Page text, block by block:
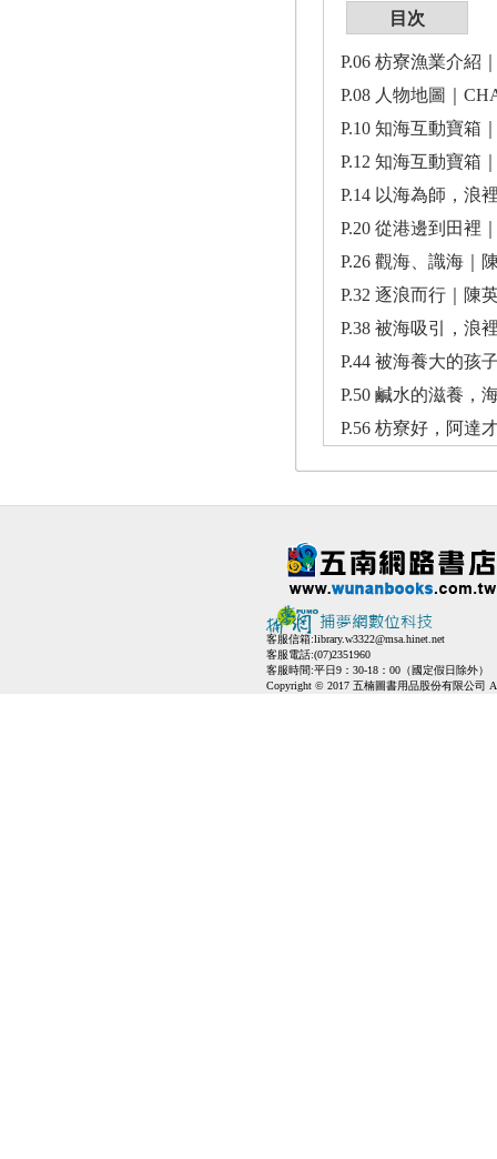
目次
P.06 枋寮漁業介紹
P.08 人物地圖｜
P.10 知海互動寶箱
P.12 知海互動寶箱
P.14 以海為師，浪
P.20 從港邊到田裡
P.26 觀海、識海｜
P.32 逐浪而行｜陳
P.38 被海吸引，浪
P.44 被海養大的孩
P.50 鹹水的滋養，
P.56 枋寮好，阿達
客服信箱:library.w3322@msa.hinet.net
客服電話:(07)2351960
客服時間:平日9：30-18：00（國定假日除外）
Copyright © 2017 五楠圖書用品股份有限公司